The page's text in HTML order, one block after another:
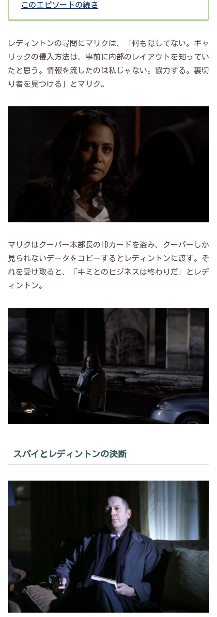
このエピソードの続き
レディントンの尋問にマリクは、「何も隠してない。ギャ
リックの侵入方法は、事前に内部のレイアウトを知ってい
たと思う。情報を流したのは私じゃない。協力する。裏切
り者を見つける」とマリク。
マリクはクーパー本部長のIDカードを盗み、クーパーしか
見られないデータをコピーするとレディントンに渡す。そ
れを受け取ると、「キミとのビジネスは終わりだ」とレデ
ィントン。
スパイとレディントンの決断